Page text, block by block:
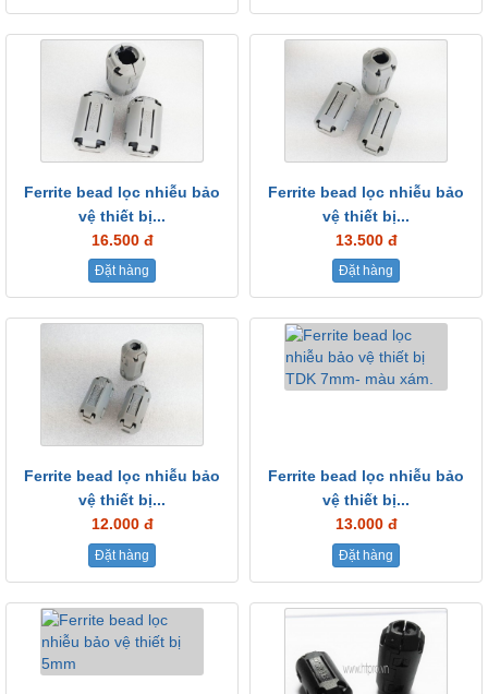
Ferrite bead lọc nhiễu bảo
vệ thiết bị...
16.500 đ
Đặt hàng
Ferrite bead lọc nhiễu bảo
vệ thiết bị...
13.500 đ
Đặt hàng
Ferrite bead lọc nhiễu bảo
vệ thiết bị...
12.000 đ
Đặt hàng
Ferrite bead lọc nhiễu bảo
vệ thiết bị...
13.000 đ
Đặt hàng